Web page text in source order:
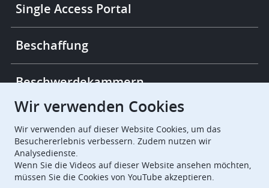
Single Access Portal
Beschaffung
Beschwerdekammern
EuropeanPatentOffice
Wir verwenden Cookies
Wir verwenden auf dieser Website Cookies, um das
Besuchererlebnis verbessern. Zudem nutzen wir
Analysedienste.
Wenn Sie die Videos auf dieser Website ansehen möchten,
müssen Sie die Cookies von YouTube akzeptieren.